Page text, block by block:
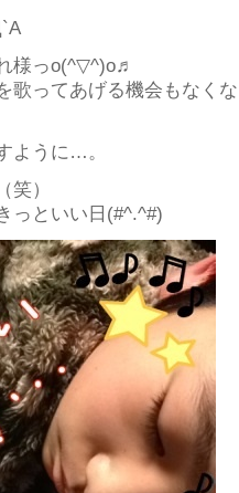
様っo(^▽^)o♬
歌ってあげる機会もなく
ように…。
）
っといい日(#^.^#)